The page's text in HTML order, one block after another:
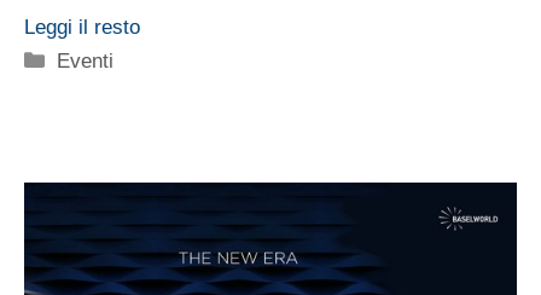
Leggi il resto
Categorie
Eventi